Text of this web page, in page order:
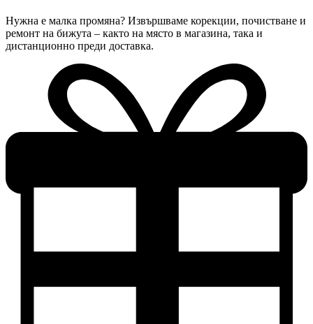
Нужна е малка промяна? Извършваме корекции, почистване и
ремонт на бижута – както на място в магазина, така и
дистанционно преди доставка.